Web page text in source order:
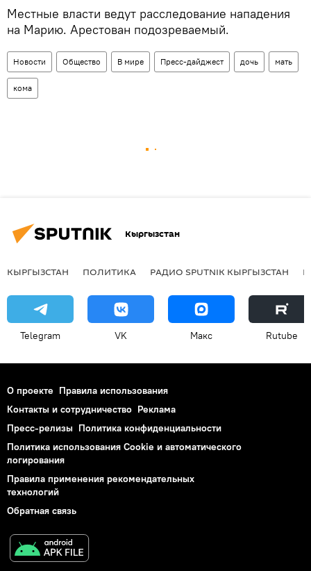
Местные власти ведут расследование нападения
на Марию. Арестован подозреваемый.
Новости Общество В мире Пресс-дайджест дочь мать
кома
Кыргызстан
КЫРГЫЗСТАН ПОЛИТИКА РАДИО SPUTNIK КЫРГЫЗСТАН
Telegram VK Макс Rutube
О проекте Правила использования
Контакты и сотрудничество Реклама
Пресс-релизы Политика конфиденциальности
Политика использования Cookie и автоматического
логирования
Правила применения рекомендательных
технологий
Обратная связь